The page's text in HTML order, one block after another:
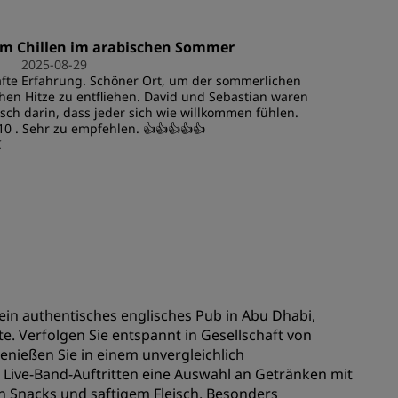
Chillen im arabischen Sommer
2025-08-29
Erfahrung. Schöner Ort, um der sommerlichen
Hitze zu entfliehen. David und Sebastian waren
darin, dass jeder sich wie willkommen fühlen.
. Sehr zu empfehlen. 👍👍👍👍👍
authentisches englisches Pub in Abu Dhabi,
Verfolgen Sie entspannt in Gesellschaft von
Sie in einem unvergleichlich
Band-Auftritten eine Auswahl an Getränken mit
und saftigem Fleisch. Besonders